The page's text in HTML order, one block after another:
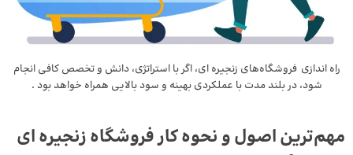
راه اندازی فروشگاه‌های زنجیره ای، اگر با استراتژی، دانش و تخصص کافی انجام
شود، در بلند مدت با عملکردی بهینه و سود بالایی همراه خواهد بود .
مهم‌ترین اصول و نحوه کار فروشگاه زنجیره ای